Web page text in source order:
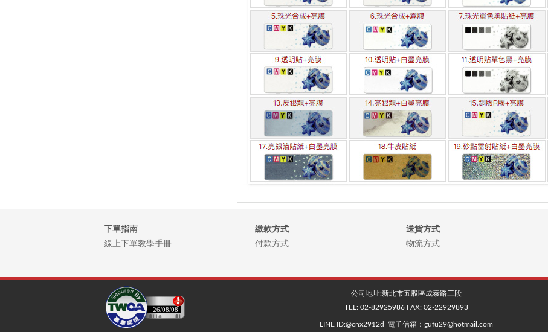
平面設計價格
彩盒包裝類
鑰匙圈系列
下單指南
線上下單教學手冊
繳款方式
付款方式
送貨方式
物流方式
26/08/08
公司地址:新北市五股區成泰路三段
TEL: 02-82925986 FAX: 02-22929893
LINE ID:@cnx2912d 電子信箱：gufu29@hotmail.com